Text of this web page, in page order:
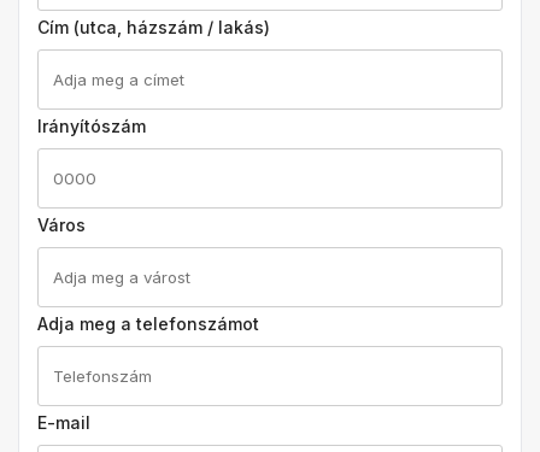
Cím (utca, házszám / lakás)
Irányítószám
Város
Adja meg a telefonszámot
E-mail